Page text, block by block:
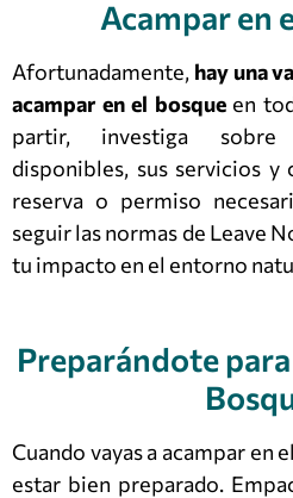
Acampar en
Afortunadamente, hay una
acampar en el bosqueen
partir, investiga sobre
disponibles, sus servicios
reserva o permiso
seguir las normas de Leave
tu impacto en el entorno
Preparándote
Cuando vayas a acampar en
estar bien preparado.